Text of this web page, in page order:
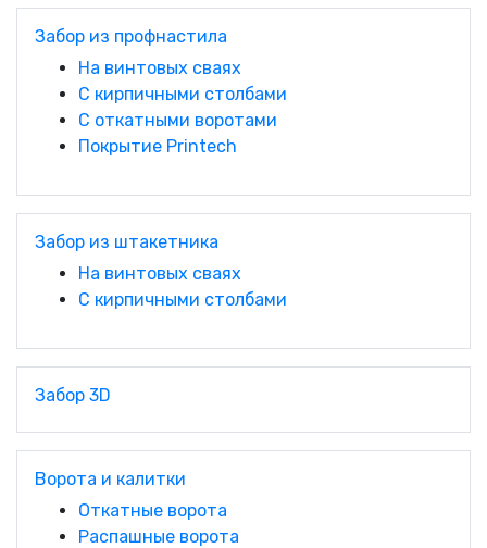
Забор из профнастила
На винтовых сваях
С кирпичными столбами
С откатными воротами
Покрытие Printech
Забор из штакетника
На винтовых сваях
С кирпичными столбами
Забор 3D
Ворота и калитки
Откатные ворота
Распашные ворота